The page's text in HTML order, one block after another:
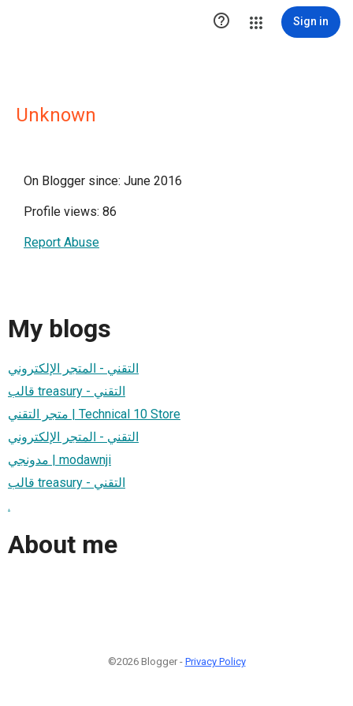
 Sign in
Unknown
On Blogger since: June 2016
Profile views: 86
Report Abuse
My blogs
التقني - المتجر الإلكتروني
قالب treasury - التقني
متجر التقني | Technical 10 Store
التقني - المتجر الإلكتروني
مدونجي | modawnji
قالب treasury - التقني
.
About me
©2026 Blogger - Privacy Policy